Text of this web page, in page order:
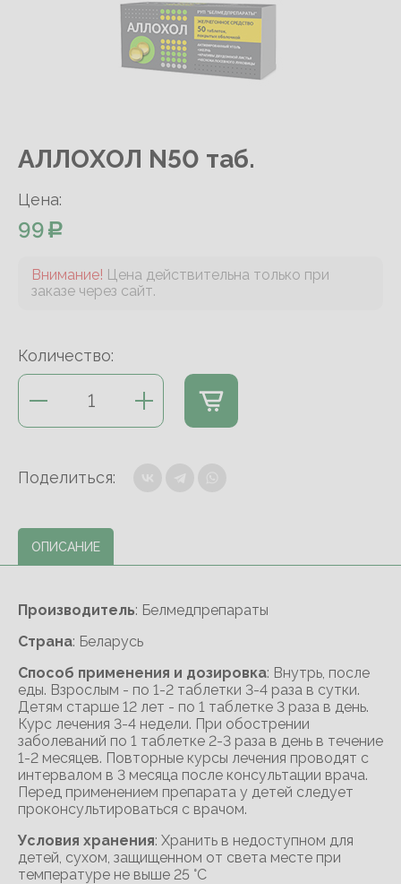
АЛЛОХОЛ N50 таб.
Цена:
99
Внимание! Цена действительна только при
заказе через сайт.
Количество:
Поделиться:
ОПИСАНИЕ
Производитель: Белмедпрепараты
Cтрана: Беларусь
Способ применения и дозировка: Внутрь, после
еды. Взрослым - по 1-2 таблетки 3-4 раза в сутки.
Детям старше 12 лет - по 1 таблетке 3 раза в день.
Курс лечения 3-4 недели. При обострении
заболеваний по 1 таблетке 2-3 раза в день в течение
1-2 месяцев. Повторные курсы лечения проводят с
интервалом в 3 месяца после консультации врача.
Перед применением препарата у детей следует
проконсультироваться с врачом.
Условия хранения: Хранить в недоступном для
детей, сухом, защищенном от света месте при
температуре не выше 25 °С